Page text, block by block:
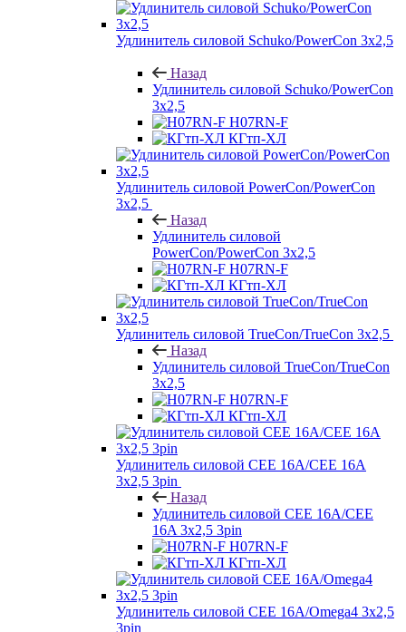
Удлинитель силовой Schuko/PowerCon 3х2,5
Назад
Удлинитель силовой Schuko/PowerCon
3х2,5
H07RN-F
КГтп-ХЛ
Удлинитель силовой PowerCon/PowerCon
3х2,5
Назад
Удлинитель силовой
PowerCon/PowerCon 3х2,5
H07RN-F
КГтп-ХЛ
Удлинитель силовой TrueCon/TrueCon 3х2,5
Назад
Удлинитель силовой TrueCon/TrueCon
3х2,5
H07RN-F
КГтп-ХЛ
Удлинитель силовой CEE 16A/CEE 16A
3х2,5 3pin
Назад
Удлинитель силовой CEE 16A/CEE
16A 3х2,5 3pin
H07RN-F
КГтп-ХЛ
Удлинитель силовой CEE 16A/Omega4 3х2,5
3pin